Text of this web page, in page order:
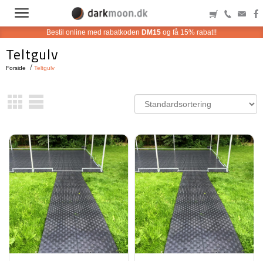
Bestil online med rabatkoden DM15 og få 15% rabat!!
Teltgulv
Forside Teltgulv